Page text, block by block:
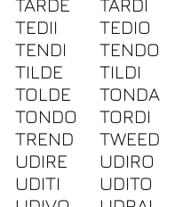
TARDE
TARDI
TEDII
TEDIO
TENDI
TENDO
TILDE
TILDI
TOLDE
TONDA
TONDO
TORDI
TREND
TWEED
UDIRE
UDIRO
UDITI
UDITO